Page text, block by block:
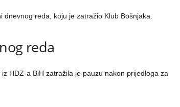
reda, koju je zatražio Klub Bošnjaka.
reda
HDZ-a BiH zatražila je pauzu nakon prijedloga za